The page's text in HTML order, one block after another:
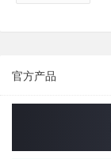
官方产品